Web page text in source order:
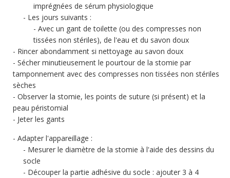
imprégnées de sérum physiologique
Les jours suivants :
Avec un gant de toilette (ou des compresses non
tissées non stériles), de l'eau et du savon doux
Rincer abondamment si nettoyage au savon doux
Sécher minutieusement le pourtour de la stomie par
tamponnement avec des compresses non tissées non stériles
sèches
Observer la stomie, les points de suture (si présent) et la
peau péristomial
Jeter les gants
Adapter l'appareillage :
Mesurer le diamètre de la stomie à l'aide des dessins du
socle
Découper la partie adhésive du socle : ajouter 3 à 4